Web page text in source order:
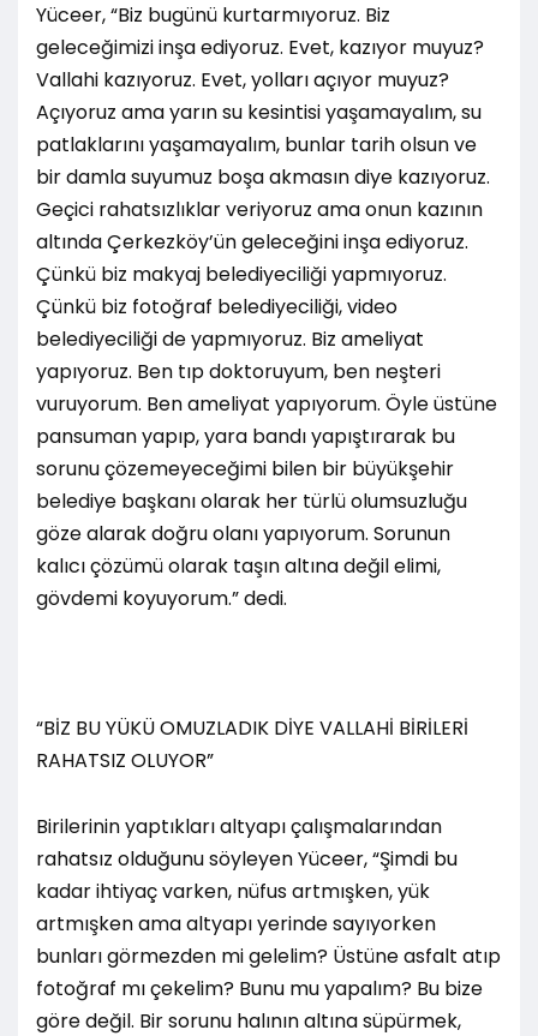
Yüceer, “Biz bugünü kurtarmıyoruz. Biz
geleceğimizi inşa ediyoruz. Evet, kazıyor muyuz?
Vallahi kazıyoruz. Evet, yolları açıyor muyuz?
Açıyoruz ama yarın su kesintisi yaşamayalım, su
patlaklarını yaşamayalım, bunlar tarih olsun ve
bir damla suyumuz boşa akmasın diye kazıyoruz.
Geçici rahatsızlıklar veriyoruz ama onun kazının
altında Çerkezköy’ün geleceğini inşa ediyoruz.
Çünkü biz makyaj belediyeciliği yapmıyoruz.
Çünkü biz fotoğraf belediyeciliği, video
belediyeciliği de yapmıyoruz. Biz ameliyat
yapıyoruz. Ben tıp doktoruyum, ben neşteri
vuruyorum. Ben ameliyat yapıyorum. Öyle üstüne
pansuman yapıp, yara bandı yapıştırarak bu
sorunu çözemeyeceğimi bilen bir büyükşehir
belediye başkanı olarak her türlü olumsuzluğu
göze alarak doğru olanı yapıyorum. Sorunun
kalıcı çözümü olarak taşın altına değil elimi,
gövdemi koyuyorum.” dedi.
“BİZ BU YÜKÜ OMUZLADIK DİYE VALLAHİ BİRİLERİ
RAHATSIZ OLUYOR”
Birilerinin yaptıkları altyapı çalışmalarından
rahatsız olduğunu söyleyen Yüceer, “Şimdi bu
kadar ihtiyaç varken, nüfus artmışken, yük
artmışken ama altyapı yerinde sayıyorken
bunları görmezden mi gelelim? Üstüne asfalt atıp
fotoğraf mı çekelim? Bunu mu yapalım? Bu bize
göre değil. Bir sorunu halının altına süpürmek,